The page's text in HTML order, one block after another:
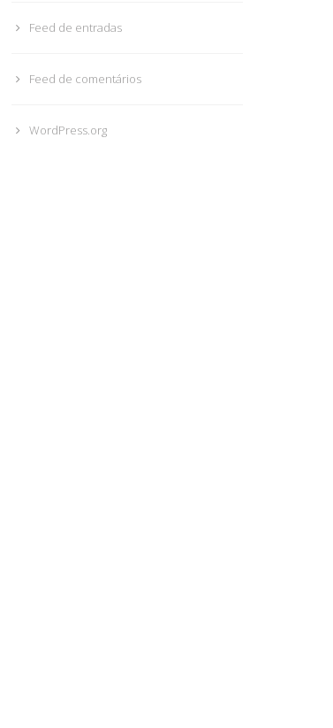
Feed de entradas
Feed de comentários
WordPress.org